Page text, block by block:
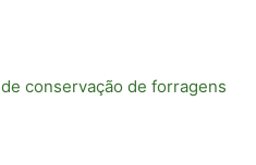
conservação de forragens